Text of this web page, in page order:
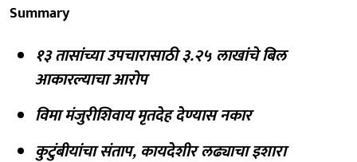
Summary
१३ तासांच्या उपचारासाठी ३.२५ लाखांचे बिल
आकारल्याचा आरोप
विमा मंजुरीशिवाय मृतदेह देण्यास नकार
कुटुंबीयांचा संताप, कायदेशीर लढ्याचा इशारा